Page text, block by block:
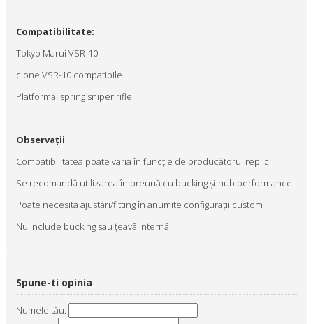
Compatibilitate:
Tokyo Marui VSR-10
clone VSR-10 compatibile
Platformă: spring sniper rifle
Observații
Compatibilitatea poate varia în funcție de producătorul replicii
Se recomandă utilizarea împreună cu bucking și nub performance
Poate necesita ajustări/fitting în anumite configurații custom
Nu include bucking sau țeavă internă
Spune-ti opinia
Numele tău: